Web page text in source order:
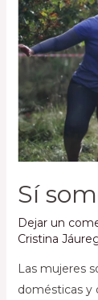
Sí
Dejar un
Cristina
Las mujeres
domésticas y